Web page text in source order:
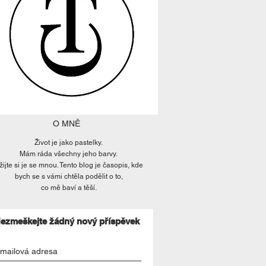
O MNĚ
Život je jako pastelky.
Mám ráda všechny jeho barvy.
si je se mnou. Tento blog je časopis, kde
bych se s vámi chtěla podělit o to,
co mě baví a těší.
žádný nový příspěvek